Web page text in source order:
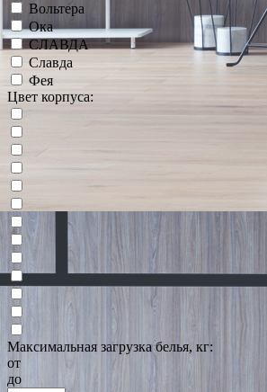
Вольтера
Ока
СЛАВДА
Славда
Фея
Цвет корпуса:
Максимальная загрузка белья, кг:
от
до